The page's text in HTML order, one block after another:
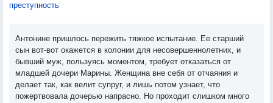
преступность
Антонине пришлось пережить тяжкое испытание. Ее старший
сын вот-вот окажется в колонии для несовершеннолетних, и
бывший муж, пользуясь моментом, требует отказаться от
младшей дочери Марины. Женщина вне себя от отчаяния и
делает так, как велит супруг, и лишь потом узнает, что
пожертвовала дочерью напрасно. Но проходит слишком много